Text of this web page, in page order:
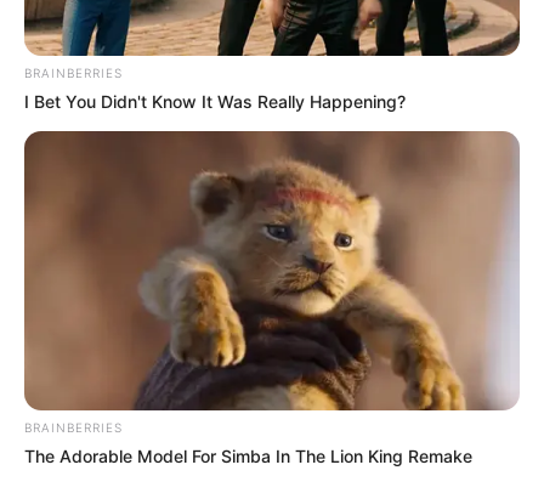
Agente de Saúde é indiciada por falsificar
visitas que nunca aconteceram.
4,61 bilhões para 2,7 milhões de
contribuintes.
Motos e bicicletas para ACS e ACE: veja o
passo a passo para conseguir o benefício.
PLP 185 continua travado na Câmara dos
Deputados por erro em seu texto.
ACS e ACE: celetista, estatutário ou
BRAINBERRIES
I Bet You Didn't Know It Was Really Happening?
BRAINBERRIES
The Adorable Model For Simba In The Lion King Remake